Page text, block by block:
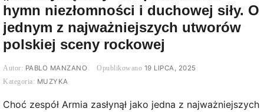
hymn niezłomności i duchowej siły. O
jednym z najważniejszych utworów
polskiej sceny rockowej
PABLO MANZANO
19 LIPCA, 2025
MUZYKA
Choć zespół Armia zasłynął jako jedna z najważniejszych